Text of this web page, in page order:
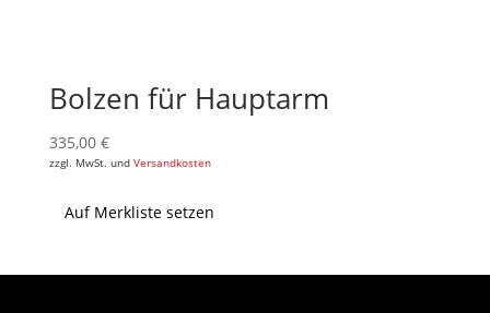
Bolzen für Hauptarm
335,00 €
zzgl. MwSt. und Versandkosten
Auf Merkliste setzen